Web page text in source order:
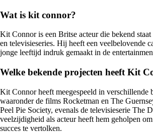
Wat is kit connor?
Kit Connor is een Britse acteur die bekend
en televisieseries. Hij heeft een veelbelovende
jonge leeftijd indruk gemaakt in de
Welke bekende projecten heeft Kit
Kit Connor heeft meegespeeld in verschillende
waaronder de films Rocketman en The
Peel Pie Society, evenals de televisieserie The
veelzijdigheid als acteur heeft hem geholpen
succes te vertolken.